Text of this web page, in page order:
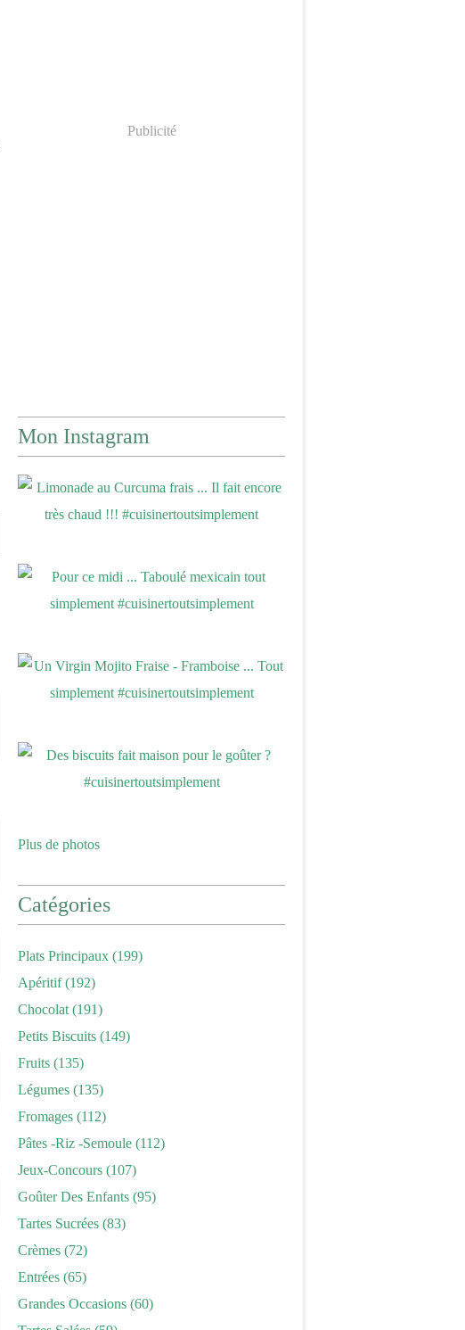
Publicité
Mon Instagram
Plus de photos
Catégories
Plats Principaux (199)
Apéritif(192)
Chocolat (191)
Petits Biscuits (149)
Fruits (135)
Légumes (135)
Fromages (112)
Pâtes -riz -semoule (112)
Jeux-Concours (107)
Goûter Des Enfants (95)
Tartes Sucrées (83)
Crèmes (72)
Entrées (65)
Grandes Occasions (60)